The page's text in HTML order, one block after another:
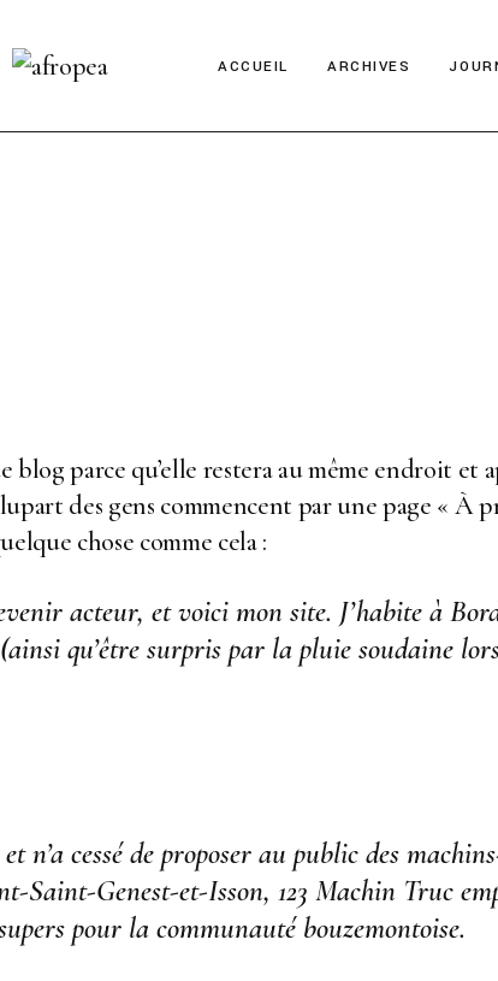
ACCUEIL ARCHIVES
blog parce qu’elle restera au même endroit et
des gens commencent par une page « À
chose comme cela :
acteur, et voici mon site. J’habite à
qu’être surpris par la pluie soudaine
n’a cessé de proposer au public des
Saint-Genest-et-Isson, 123 Machin Truc
pour la communauté bouzemontoise.